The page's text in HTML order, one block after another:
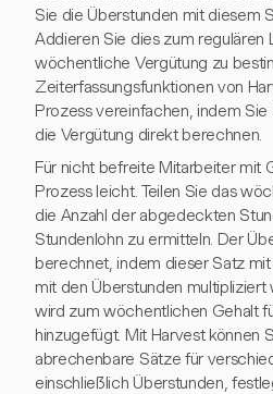
Sie die Überstunden mit diesem
Addieren Sie dies zum regulären
wöchentliche Vergütung zu
Zeiterfassungsfunktionen von
Prozess vereinfachen, indem
die Vergütung direkt berechnen.
Für nicht befreite Mitarbeiter mit
Prozess leicht. Teilen Sie das
die Anzahl der abgedeckten
Stundenlohn zu ermitteln. Der
berechnet, indem dieser Satz
mit den Überstunden multipliziert
wird zum wöchentlichen Gehalt
hinzugefügt. Mit Harvest können
abrechenbare Sätze für
einschließlich Überstunden,